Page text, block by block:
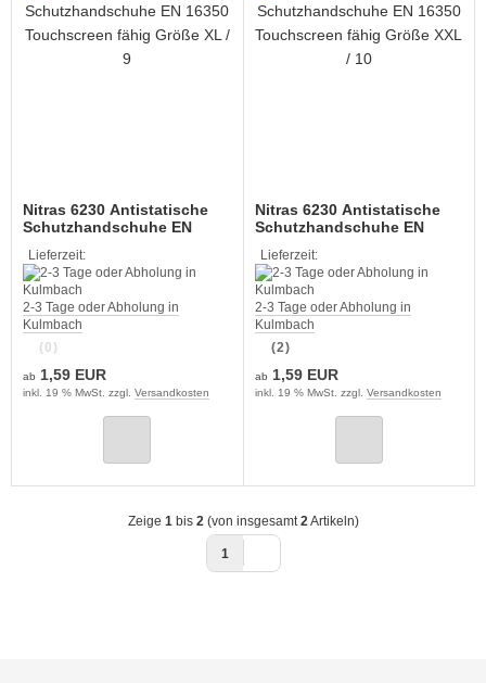
Nitras 6230 Antistatische
Schutzhandschuhe EN
Größe XL / 9
Lieferzeit:
2-3 Tage oder Abholung in
Kulmbach
(0)
ab 1,59 EUR
inkl. 19 % MwSt. zzgl. Versandkosten
Nitras 6230 Antistatische
Schutzhandschuhe EN
Größe XXL / 10
Lieferzeit:
2-3 Tage oder Abholung in
Kulmbach
(2)
ab 1,59 EUR
inkl. 19 % MwSt. zzgl. Versandkosten
Zeige 1 bis 2 (von insgesamt 2 Artikeln)
1